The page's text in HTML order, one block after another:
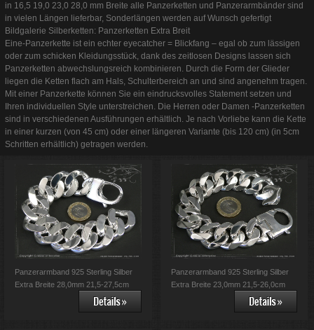
in 16,5 19,0 23,0 28,0 mm Breite alle Panzerketten und Panzerarmbänder sind
in vielen Längen lieferbar, Sonderlängen werden auf Wunsch gefertigt
Bildgalerie Silberketten: Panzerketten Extra Breit
Eine-Panzerkette ist ein echter eyecatcher = Blickfang – egal ob zum lässigen
oder zum schicken Kleidungsstück, dank des zeitlosen Designs lassen sich
Panzerketten abwechslungsreich kombinieren. Durch die Form der Glieder
liegen die Ketten flach am Hals, Schulterbereich an und sind angenehm tragen.
Mit einer Panzerkette können Sie ein eindrucksvolles Statement setzen und
Ihren individuellen Style unterstreichen. Die Herren oder Damen -Panzerketten
sind in verschiedenen Ausführungen erhältlich. Je nach Vorliebe kann die Kette
in einer kurzen (von 45 cm) oder einer längeren Variante (bis 120 cm) (in 5cm
Schritten erhältlich) getragen werden.
Panzerarmband 925 Sterling Silber
Extra Breite 28,0mm 21,5-27,5cm
Panzerarmband 925 Sterling Silber
Extra Breite 23,0mm 21,5-26,0cm